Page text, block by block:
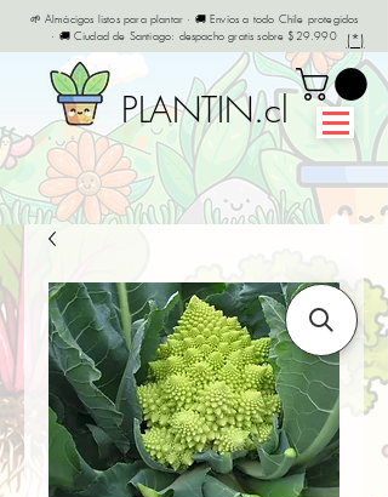
🌱 Almácigos listos para plantar · 🚚 Envíos a todo Chile protegidos
· 🚚 Ciudad de Santiago: despacho gratis sobre $29.990
(*)
PLANTIN.cl